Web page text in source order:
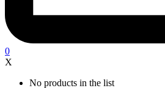
0
X
No products in the list